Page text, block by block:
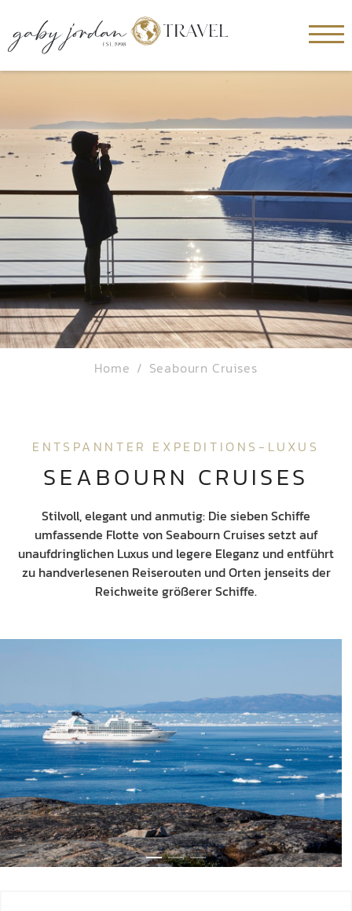
Home Seabourn Cruises
ENTSPANNTER EXPEDITIONS-LUXUS
SEABOURN CRUISES
Stilvoll, elegant und anmutig: Die sieben Schiffe
umfassende Flotte von Seabourn Cruises setzt auf
unaufdringlichen Luxus und legere Eleganz und entführt
zu handverlesenen Reiserouten und Orten jenseits der
Reichweite größerer Schiffe.